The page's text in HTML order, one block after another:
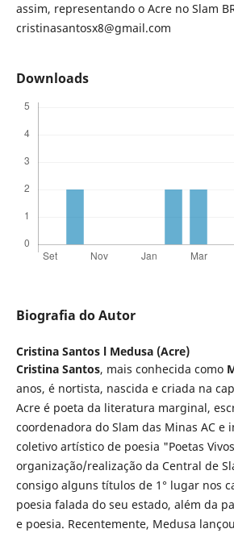
assim, representando o Acre no Slam
cristinasantosx8@gmail.com
Downloads
Biografia do Autor
Cristina Santos l Medusa (Acre)
Cristina Santos, mais conhecida como
anos, é nortista, nascida e criada na
Acre é poeta da literatura marginal,
coordenadora do Slam das Minas AC e
coletivo artístico de poesia "Poetas
organização/realização da Central de
consigo alguns títulos de 1° lugar nos
poesia falada do seu estado, além da
e poesia. Recentemente, Medusa